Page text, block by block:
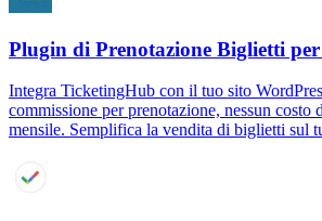
Plugin di Prenotazione Biglietti
Integra TicketingHub con il tuo sito
commissione per prenotazione, nessun costo
mensile. Semplifica la vendita di biglietti sul